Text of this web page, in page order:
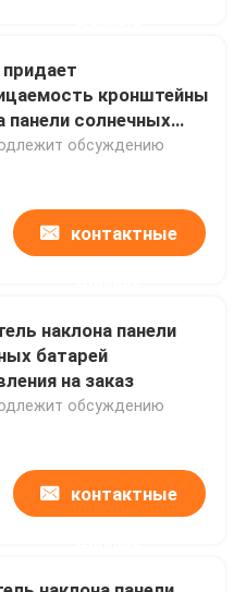
кронштейны
панели солнечных
обсуждению
контактные
наклона панели
батарей
на заказ
обсуждению
контактные